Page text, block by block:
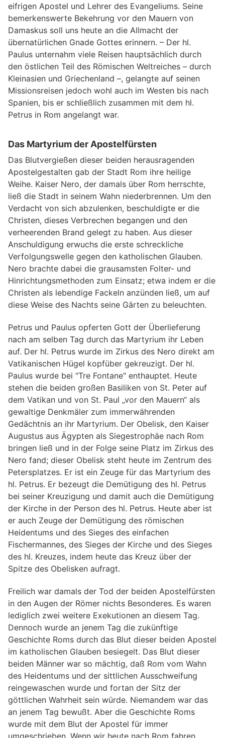
eifrigen Apostel und Lehrer des Evangeliums. Seine
bemerkenswerte Bekehrung vor den Mauern von
Damaskus soll uns heute an die Allmacht der
übernatürlichen Gnade Gottes erinnern. – Der hl.
Paulus unternahm viele Reisen hauptsächlich durch
den östlichen Teil des Römischen Weltreiches – durch
Kleinasien und Griechenland –, gelangte auf seinen
Missionsreisen jedoch wohl auch im Westen bis nach
Spanien, bis er schließlich zusammen mit dem hl.
Petrus in Rom angelangt war.
Das Martyrium der Apostelfürsten
Das Blutvergießen dieser beiden herausragenden
Apostelgestalten gab der Stadt Rom ihre heilige
Weihe. Kaiser Nero, der damals über Rom herrschte,
ließ die Stadt in seinem Wahn niederbrennen. Um den
Verdacht von sich abzulenken, beschuldigte er die
Christen, dieses Verbrechen begangen und den
verheerenden Brand gelegt zu haben. Aus dieser
Anschuldigung erwuchs die erste schreckliche
Verfolgungswelle gegen den katholischen Glauben.
Nero brachte dabei die grausamsten Folter- und
Hinrichtungsmethoden zum Einsatz; etwa indem er die
Christen als lebendige Fackeln anzünden ließ, um auf
diese Weise des Nachts seine Gärten zu beleuchten.
Petrus und Paulus opferten Gott der Überlieferung
nach am selben Tag durch das Martyrium ihr Leben
auf. Der hl. Petrus wurde im Zirkus des Nero direkt am
Vatikanischen Hügel kopfüber gekreuzigt. Der hl.
Paulus wurde bei "Tre Fontane" enthauptet. Heute
stehen die beiden großen Basiliken von St. Peter auf
dem Vatikan und von St. Paul „vor den Mauern“ als
gewaltige Denkmäler zum immerwährenden
Gedächtnis an ihr Martyrium. Der Obelisk, den Kaiser
Augustus aus Ägypten als Siegestrophäe nach Rom
bringen ließ und in der Folge seine Platz im Zirkus des
Nero fand; dieser Obelisk steht heute im Zentrum des
Petersplatzes. Er ist ein Zeuge für das Martyrium des
hl. Petrus. Er bezeugt die Demütigung des hl. Petrus
bei seiner Kreuzigung und damit auch die Demütigung
der Kirche in der Person des hl. Petrus. Heute aber ist
er auch Zeuge der Demütigung des römischen
Heidentums und des Sieges des einfachen
Fischermannes, des Sieges der Kirche und des Sieges
des hl. Kreuzes, indem heute das Kreuz über der
Spitze des Obelisken aufragt.
Freilich war damals der Tod der beiden Apostelfürsten
in den Augen der Römer nichts Besonderes. Es waren
lediglich zwei weitere Exekutionen an diesem Tag.
Dennoch wurde an jenem Tag die zukünftige
Geschichte Roms durch das Blut dieser beiden Apostel
im katholischen Glauben besiegelt. Das Blut dieser
beiden Männer war so mächtig, daß Rom vom Wahn
des Heidentums und der sittlichen Ausschweifung
reingewaschen wurde und fortan der Sitz der
göttlichen Wahrheit sein würde. Niemandem war das
an jenem Tag bewußt. Aber die Geschichte Roms
wurde mit dem Blut der Apostel für immer